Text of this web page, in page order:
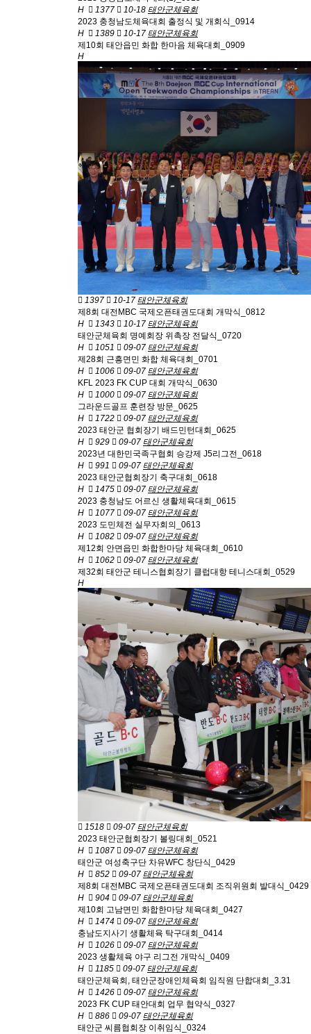
H
1377 10-18 태안군체육회
2023 충청남도체육대회 출정식 및 개회식_0914
H
1389 10-17 태안군체육회
제10회 태안읍민 화합 한마음 체육대회_0909
H
1397 10-17 태안군체육회
제8회 대전MBC 국제오픈태권도대회 개막식_0812
H
1343 10-17 태안군체육회
태안군체육회 명예회장 위촉장 전달식_0720
H
1051 09-07 태안군체육회
제28회 근흥면민 화합 체육대회_0701
H
1006 09-07 태안군체육회
KFL 2023 FK CUP 대회 개막식_0630
H
1000 09-07 태안군체육회
그라운드골프 훈련장 방문_0625
H
1722 09-07 태안군체육회
2023 태안군 협회장기 배드민턴대회_0625
H
929 09-07 태안군체육회
2023년 대한민국족구협회 승강제 J5리그전_0618
H
991 09-07 태안군체육회
2023 태안군협회장기 축구대회_0618
H
1475 09-07 태안군체육회
2023 충청남도 어르신 생활체육대회_0615
H
1077 09-07 태안군체육회
2023 도민체전 실무자회의_0613
H
1082 09-07 태안군체육회
제12회 안면읍민 화합한마당 체육대회_0610
H
1062 09-07 태안군체육회
제32회 태안군 테니스협회장기 클럽대항 테니스대회_0529
H
1518 09-07 태안군체육회
2023 태안군협회장기 볼링대회_0521
H
1087 09-07 태안군체육회
태안군 여성축구단 차유WFC 창단식_0429
H
852 09-07 태안군체육회
제8회 대전MBC 국제오픈태권도대회 조직위원회 발대식_0429
H
904 09-07 태안군체육회
제10회 고남면민 화합한마당 체육대회_0427
H
1474 09-07 태안군체육회
충남도지사기 생활체육 탁구대회_0414
H
1026 09-07 태안군체육회
2023 생활체육 야구 리그전 개막식_0409
H
1185 09-07 태안군체육회
태안군체육회, 태안군장애인체육회 임직원 단합대회_3.31
H
1426 09-07 태안군체육회
2023 FK CUP 태안대회 업무 협약식_0327
H
886 09-07 태안군체육회
태안군 씨름협회장 이취임식_0324